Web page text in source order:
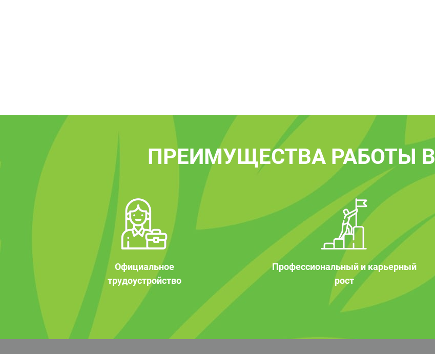
ПРЕИМУЩЕСТВА РАБОТЫ В
Официальное
трудоустройство
Профессиональный и карьерный
рост